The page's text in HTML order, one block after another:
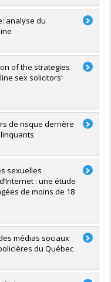
analyse du
of the strategies
sex solicitors'
de risque derrière
sexuelles
: une étude
de moins de 18
médias sociaux
du Québec